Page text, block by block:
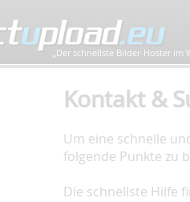
„Der schnellste Bilder-Hoster im
Kontakt &
Um eine schnelle
folgende Punkte zu
Die schnellste Hilfe